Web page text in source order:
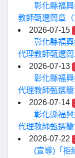
彰化縣福
教師甄選簡章（
2026-07-15
彰化縣福
代理教師甄選簡
2026-07-13
彰化縣福
代理教師甄選簡
2026-07-14
彰化縣福
代理教師甄選簡
2026-07-22
(宣導)「拒